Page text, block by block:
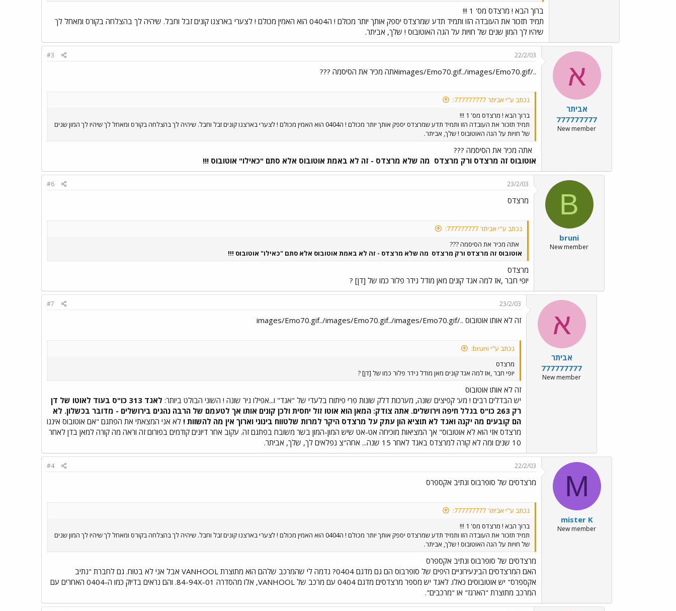
ברוך הבא ! מרצדס מס' 1 !!!
תמיד תזכור את העובדה הזו ותמיד תדע שמרצדס יספק אותך יותר מכולם ! ה0404 הוא האמין מכולם ! לצערי בארצנו קונים זבל וחבל. שיהיה לך בהצלחה בקורס ומאחל לך
שיהיו לך המון שנים של חויות על הגה האוטובוס ! שלך, אביתר.
א
אביתר
777777777
New member
22/2/03
#3
../images/Emo70.gif../images/Emo70.gifאתה מכיר את הסיסמה ???
נכתב ע"י אביתר 777777777:
ברוך הבא ! מרצדס מס' 1 !!!
תמיד תזכור את העובדה הזו ותמיד תדע שמרצדס יספק אותך יותר מכולם ! ה0404 הוא האמין מכולם ! לצערי בארצנו קונים זבל וחבל. שיהיה לך בהצלחה בקורס ומאחל לך שיהיו לך המון שנים
של חויות על הגה האוטובוס ! שלך, אביתר.
אתה מכיר את הסיסמה ???
אוטובוס זה מרצדס ורק מרצדס מה שלא מרצדס - זה לא באמת אוטובוס אלא סתם "כאילו" אוטובוס !!!
B
bruni
New member
23/2/03
#6
מרצדס
נכתב ע"י אביתר 777777777:
אתה מכיר את הסיסמה ???
אוטובוס זה מרצדס ורק מרצדס מה שלא מרצדס - זה לא באמת אוטובוס אלא סתם "כאילו" אוטובוס !!!
מרצדס
יופי חבר ,אז למה אגד קונים מאן מודל נידר פלור כמו של [דן] ?
א
אביתר
777777777
New member
23/2/03
#7
זה לא אותו אוטובוס ../images/Emo70.gif../images/Emo70.gif../images/Emo70.gif
נכתב ע"י bruni:
מרצדס
יופי חבר ,אז למה אגד קונים מאן מודל נידר פלור כמו של [דן] ?
זה לא אותו אוטובוס
יש הבדלים רבים ! מע' קפיצים שונה, מערכות דלק שונות פרי פיתוח בלעדי של "אגד" ו...אפילו גיר שונה ! השוני הבולט ביותר:
לאגד 313 כו"ס בעוד לאוטו של דן
רק 263 כו"ס בגלל חיפה וירושלים. אתה צודק: המאן הוא אוטו זול יחסית ולכן קונים אותו אך לטעמם של הרבה נהגים בירושלים - מדובר בכשלון. לא
הם קובעים מה יקנה ואגד לא תוציא הון עתק על מרצדס היקר למרות שלטווח בינוני וארוך אין מה להשוות ! לא אני המצאתי את הפתגם "אם אוטובוס איננו
מרצדס אזי הוא לא אוטובוס" אך המציאות מוכיחה אט-אט שיש המון-המון בשר משובח בפתגם זה. עקוב אחר דיונים קודמים בפורום זה וראה מה קורה למאן בדן לאחר
10 שנים ומה לא קורה למרצדס באגד לאחר 15 שנה... אחה"צ נפלאים לך, שלך, אביתר.
M
mister K
New member
22/2/03
#4
מרצדסים של סופרבוס ונתיב אקספרס
נכתב ע"י אביתר 777777777:
ברוך הבא ! מרצדס מס' 1 !!!
תמיד תזכור את העובדה הזו ותמיד תדע שמרצדס יספק אותך יותר מכולם ! ה0404 הוא האמין מכולם ! לצערי בארצנו קונים זבל וחבל. שיהיה לך בהצלחה בקורס ומאחל לך שיהיו לך המון שנים
של חויות על הגה האוטובוס ! שלך, אביתר.
מרצדסים של סופרבוס ונתיב אקספרס
האם המרצדסים הבינעירוניים היפים של סופרבוס הם גם מדגם 0404? נדמה לי שהמרכב שלהם הוא מתוצרת VANHOOL אבל אני לא בטוח. גם לחברת "נתיב
אקספרס" יש אוטובוסים כאלו. לאגד יש מספר מרצדסים מדגם 0404 עם מרכב של VANHOOL, אלו מהסדרה 84-94X-01. והם נראים בדיוק כמו ה-0404 האחרים עם
המרכב מתוצרת "הארגז" או "מרכבים".